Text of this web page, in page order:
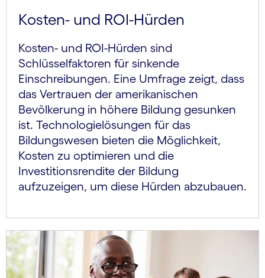
Kosten- und ROI-Hürden
Kosten- und ROI-Hürden sind
Schlüsselfaktoren für sinkende
Einschreibungen. Eine Umfrage zeigt, dass
das Vertrauen der amerikanischen
Bevölkerung in höhere Bildung gesunken
ist. Technologielösungen für das
Bildungswesen bieten die Möglichkeit,
Kosten zu optimieren und die
Investitionsrendite der Bildung
aufzuzeigen, um diese Hürden abzubauen.